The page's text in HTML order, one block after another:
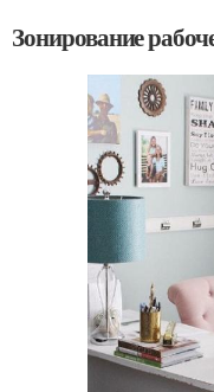
Зонирование